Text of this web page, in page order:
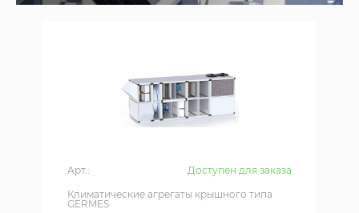
Арт.:
Доступен для заказа
Климатические агрегаты крышного типа
GERMES